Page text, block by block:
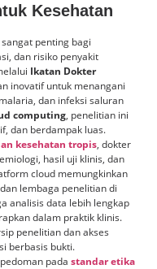
Kesehatan
penting bagi
dan risiko penyakit
Ikatan Dokter
inovatif untuk menangani
dan infeksi saluran
computing, penelitian ini
dan berdampak luas.
kesehatan tropis, dokter
hasil uji klinis, dan
cloud memungkinkan
lembaga penelitian di
analisis data lebih lengkap
dalam praktik klinis.
penelitian dan akses
berbasis bukti.
padastandar etika